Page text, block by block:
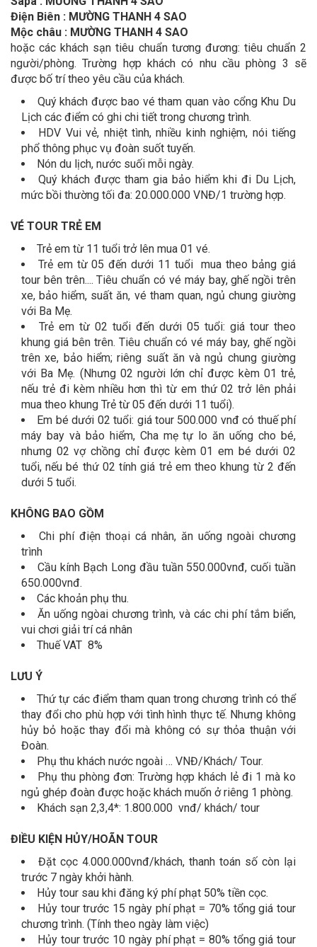
Điện Biên : MƯỜNG THANH 4 SAO
Mộc châu : MƯỜNG THANH 4 SAO
hoặc các khách sạn tiêu chuẩn tương đương: tiêu chuẩn 2
người/phòng. Trường hợp khách có nhu cầu phòng 3 sẽ
được bố trí theo yêu cầu của khách.
Quý khách được bao vé tham quan vào cổng Khu Du
Lịch các điểm có ghi chi tiết trong chương trình.
HDV Vui vẻ, nhiệt tình, nhiều kinh nghiệm, nói tiếng
phổ thông phục vụ đoàn suốt tuyến.
Nón du lịch, nước suối mỗi ngày.
Quý khách được tham gia bảo hiểm khi đi Du Lịch,
mức bồi thường tối đa: 20.000.000 VNĐ/1 trường hợp.
VÉ TOUR TRẺ EM
Trẻ em từ 11 tuổi trở lên mua 01 vé.
Trẻ em từ 05 đến dưới 11 tuổi mua theo bảng giá
tour bên trên.... Tiêu chuẩn có vé máy bay, ghế ngồi trên
xe, bảo hiểm, suất ăn, vé tham quan, ngủ chung giường
với Ba Mẹ.
Trẻ em từ 02 tuổi đến dưới 05 tuổi: giá tour theo
khung giá bên trên. Tiêu chuẩn có vé máy bay, ghế ngồi
trên xe, bảo hiểm; riêng suất ăn và ngủ chung giường
với Ba Mẹ. (Nhưng 02 người lớn chỉ được kèm 01 trẻ,
nếu trẻ đi kèm nhiều hơn thì từ em thứ 02 trở lên phải
mua theo khung Trẻ từ 05 đến dưới 11 tuổi).
Em bé dưới 02 tuổi: giá tour 500.000 vnđ có thuế phí
máy bay và bảo hiểm, Cha mẹ tự lo ăn uống cho bé,
nhưng 02 vợ chồng chỉ được kèm 01 em bé dưới 02
tuổi, nếu bé thứ 02 tính giá trẻ em theo khung từ 2 đến
dưới 5 tuổi.
KHÔNG BAO GỒM
Chi phí điện thoại cá nhân, ăn uống ngoài chương
trình
Cầu kính Bạch Long đầu tuần 550.000vnđ, cuối tuần
650.000vnđ.
Các khoản phụ thu.
Ăn uống ngòai chương trình, và các chi phí tắm biển,
vui chơi giải trí cá nhân
Thuế VAT 8%
LƯU Ý
Thứ tự các điểm tham quan trong chương trình có thể
thay đổi cho phù hợp với tình hình thực tế. Nhưng không
hủy bỏ hoặc thay đổi mà không có sự thỏa thuận với
Đoàn.
Phụ thu khách nước ngoài … VNĐ/Khách/ Tour.
Phụ thu phòng đơn: Trường hợp khách lẻ đi 1 mà ko
ngủ ghép đoàn được hoặc khách muốn ở riêng 1 phòng.
Khách sạn 2,3,4*: 1.800.000 vnđ/ khách/ tour
ĐIỀU KIỆN HỦY/HOÃN TOUR
Đặt cọc 4.000.000vnđ/khách, thanh toán số còn lại
trước 7 ngày khởi hành.
Hủy tour sau khi đăng ký phí phạt 50% tiền cọc.
Hủy tour trước 15 ngày phí phạt = 70% tổng giá tour
chương trình. (Tính theo ngày làm việc)
Hủy tour trước 10 ngày phí phạt = 80% tổng giá tour